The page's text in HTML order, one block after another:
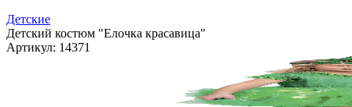
Детские
Детский костюм "Елочка красавица"
Артикул: 14371